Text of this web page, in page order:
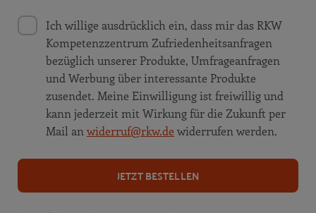
Ich willige ausdrücklich ein, dass mir das RKW
Kompetenzzentrum Zufriedenheitsanfragen
bezüglich unserer Produkte, Umfrageanfragen
und Werbung über interessante Produkte
zusendet. Meine Einwilligung ist freiwillig und
kann jederzeit mit Wirkung für die Zukunft per
Mail an widerruf@rkw.de widerrufen werden.
JETZT BESTELLEN